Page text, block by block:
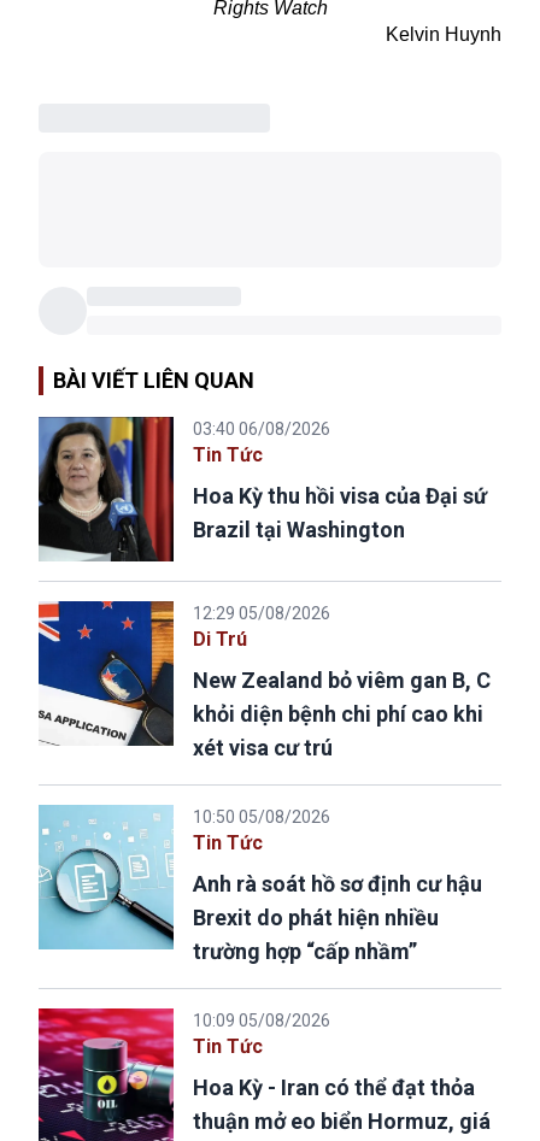
Rights Watch
Kelvin Huynh
BÀI VIẾT LIÊN QUAN
03:40 06/08/2026
Tin Tức
Hoa Kỳ thu hồi visa của Đại sứ
Brazil tại Washington
12:29 05/08/2026
Di Trú
New Zealand bỏ viêm gan B, C
khỏi diện bệnh chi phí cao khi
xét visa cư trú
10:50 05/08/2026
Tin Tức
Anh rà soát hồ sơ định cư hậu
Brexit do phát hiện nhiều
trường hợp “cấp nhầm”
10:09 05/08/2026
Tin Tức
Hoa Kỳ - Iran có thể đạt thỏa
thuận mở eo biển Hormuz, giá